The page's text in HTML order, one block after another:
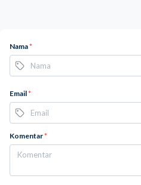
Nama*
Email*
Komentar*